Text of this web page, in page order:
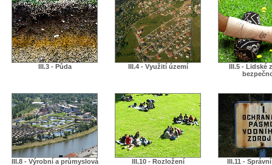
III.3 - Půda III.4 - Využití území
III.5 - Lidské
III.8 - Výrobní a průmyslová
III.10 - Rozložení
III.11 -